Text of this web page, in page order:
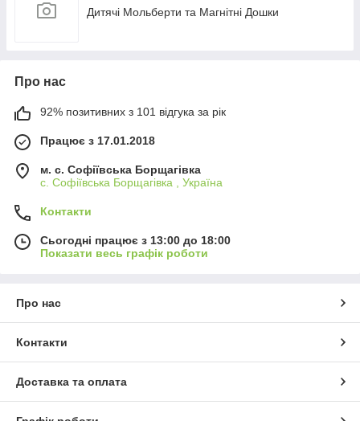
Дитячі Мольберти та Магнітні Дошки
Про нас
92% позитивних з 101 відгука за рік
Працює з 17.01.2018
м. c. Софіївська Борщагівка
c. Софіївська Борщагівка , Україна
Контакти
Сьогодні працює з 13:00 до 18:00
Показати весь графік роботи
Про нас
Контакти
Доставка та оплата